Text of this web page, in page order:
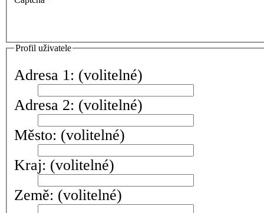
Profil uživatele
Adresa 1: (volitelné)
Adresa 2: (volitelné)
Město: (volitelné)
Kraj: (volitelné)
Země: (volitelné)